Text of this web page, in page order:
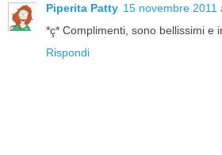
Piperita Patty 15 novembre 2011
*ç* Complimenti, sono bellissimi e
Rispondi